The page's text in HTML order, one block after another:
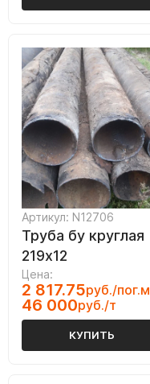
Артикул: N12706
Труба бу круглая
219х12
Цена:
2 817.75руб./пог.м
46 000руб./т
КУПИТЬ